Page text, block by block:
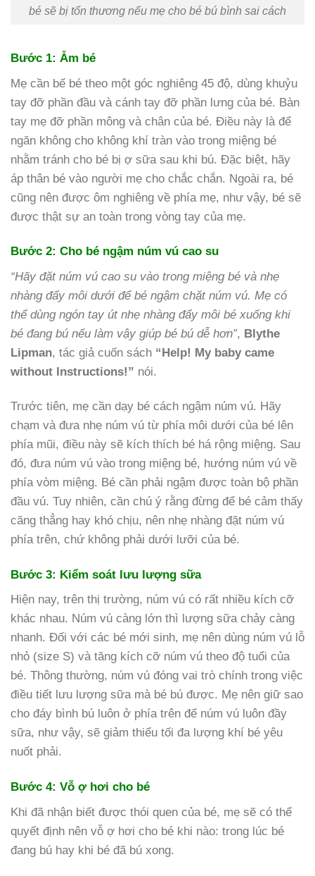
bé sẽ bị tổn thương nếu mẹ cho bé bú bình sai cách
Bước 1: Ẵm bé
Mẹ cần bế bé theo một góc nghiêng 45 độ, dùng khuỷu
tay đỡ phần đầu và cánh tay đỡ phần lưng của bé. Bàn
tay mẹ đỡ phần mông và chân của bé. Điều này là để
ngăn không cho không khí tràn vào trong miệng bé
nhằm tránh cho bé bị ợ sữa sau khi bú. Đặc biệt, hãy
áp thân bé vào người mẹ cho chắc chắn. Ngoài ra, bé
cũng nên được ôm nghiêng về phía mẹ, như vậy, bé sẽ
được thật sự an toàn trong vòng tay của mẹ.
Bước 2: Cho bé ngậm núm vú cao su
“Hãy đặt núm vú cao su vào trong miệng bé và nhẹ
nhàng đẩy môi dưới để bé ngậm chặt núm vú. Mẹ có
thể dùng ngón tay út nhẹ nhàng đẩy môi bé xuống khi
bé đang bú nếu làm vậy giúp bé bú dễ hơn”, Blythe
Lipman, tác giả cuốn sách “Help! My baby came
without Instructions!” nói.
Trước tiên, mẹ cần dạy bé cách ngậm núm vú. Hãy
chạm và đưa nhẹ núm vú từ phía môi dưới của bé lên
phía mũi, điều này sẽ kích thích bé há rộng miệng. Sau
đó, đưa núm vú vào trong miệng bé, hướng núm vú về
phía vòm miệng. Bé cần phải ngậm được toàn bộ phần
đầu vú. Tuy nhiên, cần chú ý rằng đừng để bé cảm thấy
căng thẳng hay khó chịu, nên nhẹ nhàng đặt núm vú
phía trên, chứ không phải dưới lưỡi của bé.
Bước 3: Kiểm soát lưu lượng sữa
Hiện nay, trên thị trường, núm vú có rất nhiều kích cỡ
khác nhau. Núm vú càng lớn thì lượng sữa chảy càng
nhanh. Đối với các bé mới sinh, mẹ nên dùng núm vú lỗ
nhỏ (size S) và tăng kích cỡ núm vú theo độ tuổi của
bé. Thông thường, núm vú đóng vai trò chính trong việc
điều tiết lưu lượng sữa mà bé bú được. Mẹ nên giữ sao
cho đáy bình bú luôn ở phía trên để núm vú luôn đầy
sữa, như vậy, sẽ giảm thiểu tối đa lượng khí bé yêu
nuốt phải.
Bước 4: Vỗ ợ hơi cho bé
Khi đã nhận biết được thói quen của bé, mẹ sẽ có thể
quyết định nên vỗ ợ hơi cho bé khi nào: trong lúc bé
đang bú hay khi bé đã bú xong.